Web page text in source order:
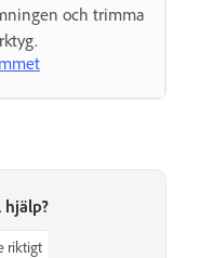
och trimma
riktigt